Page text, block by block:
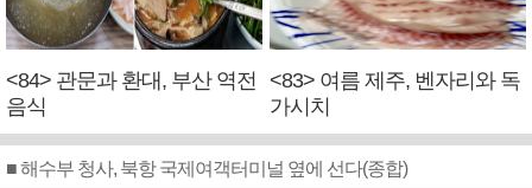
<84> 관문과 환대, 부산 역전
음식
<83> 여름 제주, 벤자리와 독
가시치
■ 해수부 청사, 북항 국제여객터미널 옆에 선다(종합)